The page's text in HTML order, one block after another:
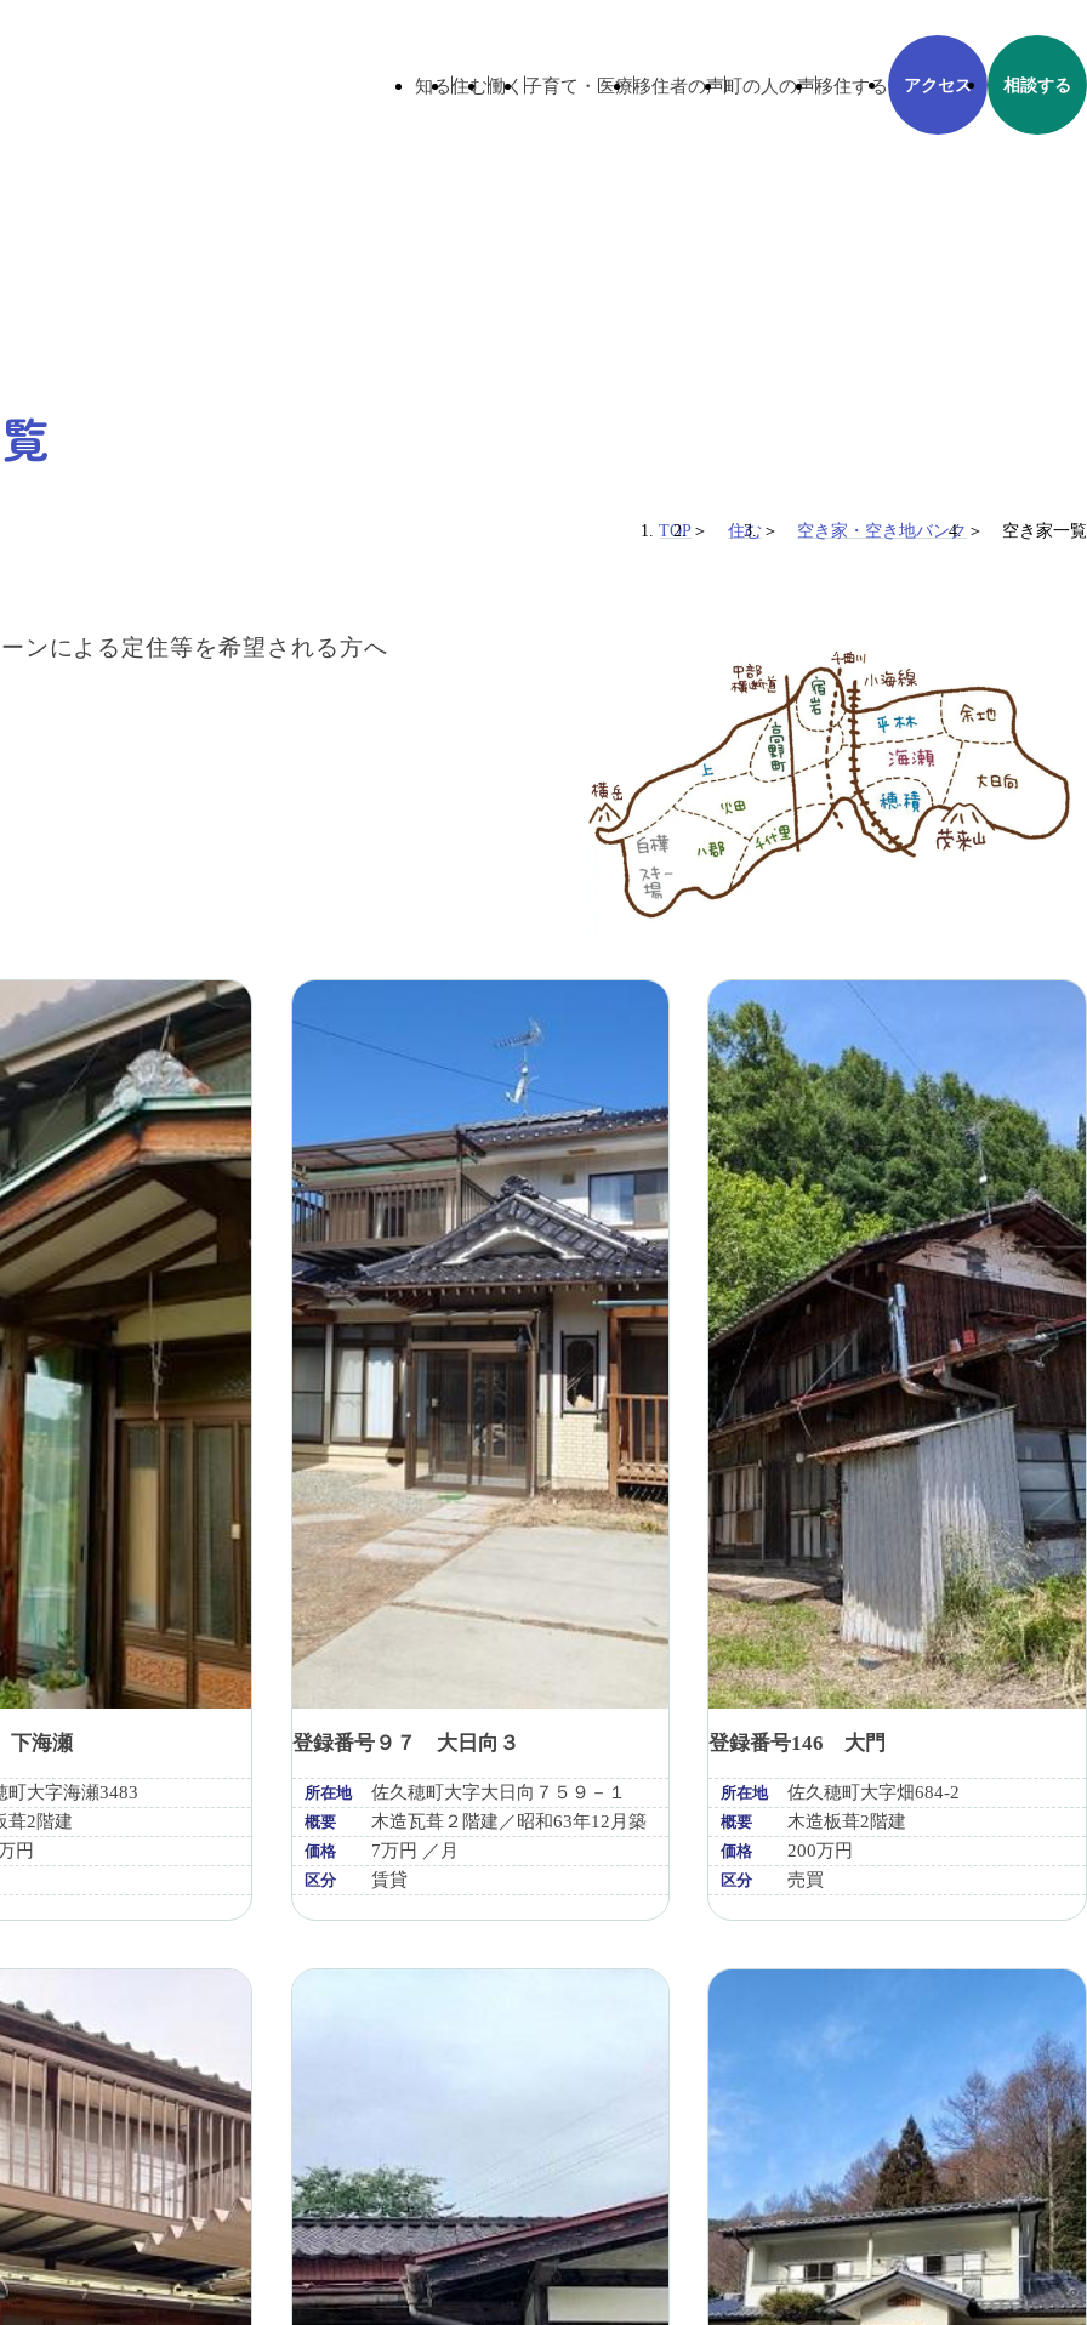
知る住む働く 子育て・医療移住者の声町の人の声移住する アクセス 相談する
TOP 住む 空き家・空き地バンク 空き家一覧
ンによる定住等を希望される方へ
下海瀬
町大字海瀬3483
葺2階建
円
登録番号９７ 大日向３
所在地 佐久穂町大字大日向７５９－１
概要 木造瓦葺２階建／昭和63年12月築
価格 7万円 ／月
区分 賃貸
登録番号146 大門
所在地 佐久穂町大字畑684-2
概要 木造板葺2階建
価格 200万円
区分 売買